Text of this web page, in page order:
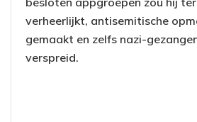
verheerlijkt, antisemitische
gemaakt en zelfs nazi-
verspreid.